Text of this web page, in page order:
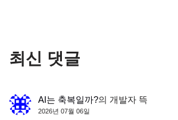
최신 댓글
AI는 축복일까?의 개발자 뜩
2026년 07월 06일